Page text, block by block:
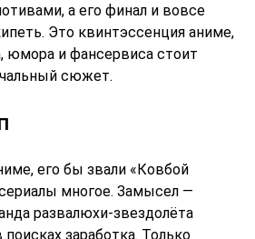
а его финал и вовсе
Это квинтэссенция аниме,
юмора и фансервиса стоит
сюжет.
его бы звали «Ковбой
многое. Замысел —
развалюхи-звездолёта
заработка. Только